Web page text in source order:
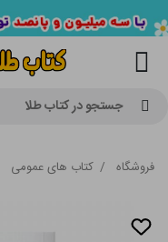
جستجو در کتاب طلا
فروشگاه / کتاب های عمومی